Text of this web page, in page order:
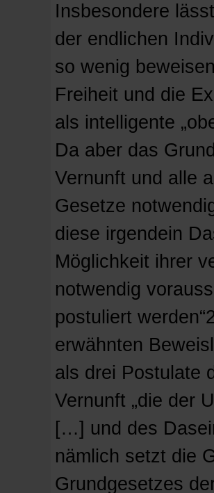
Insbesondere
der endlichen
so wenig
Freiheit und die
als intelligente
Da aber das
Vernunft und alle
Gesetze
diese irgendein
Möglichkeit ihrer
notwendig
postuliert
erwähnten
als drei Postulate
Vernunft „die der
[…] und des
nämlich setzt die
Grundgesetzes